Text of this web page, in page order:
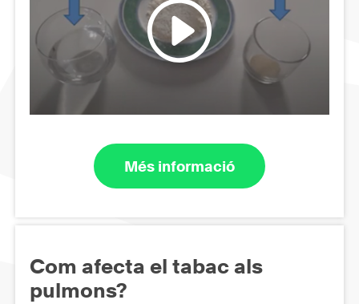
Més informació
Com afecta el tabac als
pulmons?